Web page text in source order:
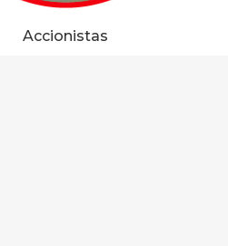
Accionistas